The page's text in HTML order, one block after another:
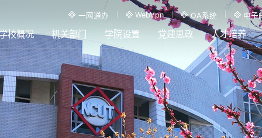
一网通办 WebVpn OA系统 电子
校概况 机关部门 学院设置 党建思政 人才培养